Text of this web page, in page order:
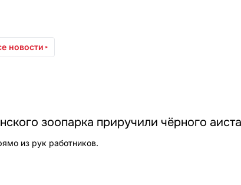
новости
зоопарка приручили чёрного аиста
из рук работников.